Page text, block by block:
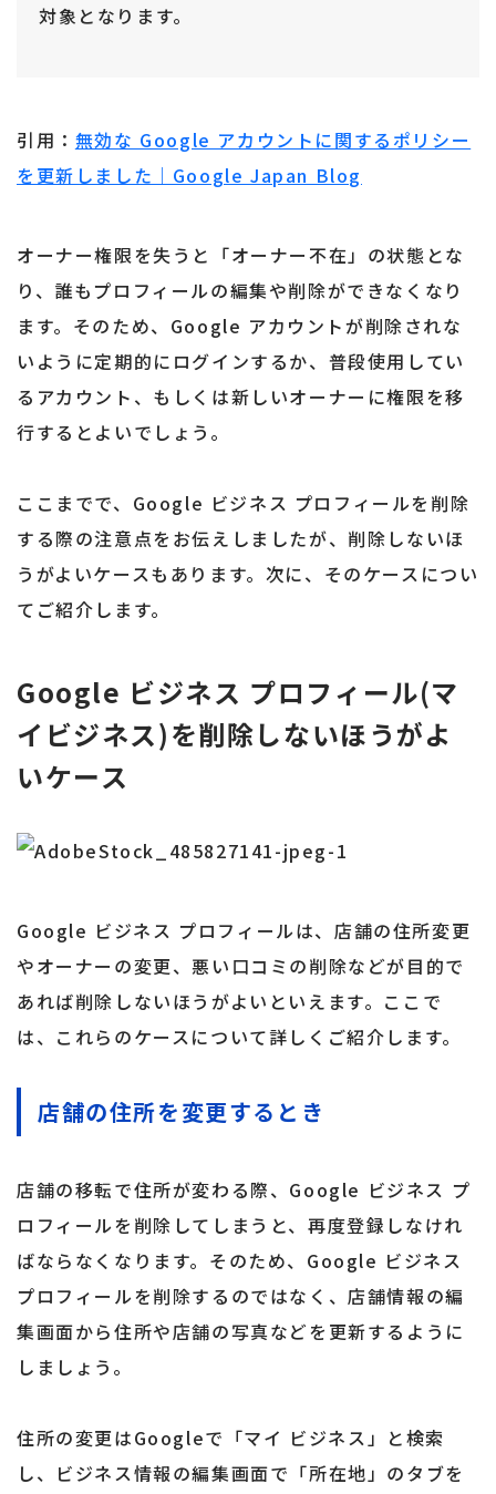
対象となります。
引用： 無効な Google アカウントに関するポリシー
を更新しました｜Google Japan Blog
オーナー権限を失うと「オーナー不在」の状態とな
り、誰もプロフィールの編集や削除ができなくなり
ます。そのため、Google アカウントが削除されな
いように定期的にログインするか、普段使用してい
るアカウント、もしくは新しいオーナーに権限を移
行するとよいでしょう。
ここまでで、Google ビジネス プロフィールを削除
する際の注意点をお伝えしましたが、削除しないほ
うがよいケースもあります。次に、そのケースについ
てご紹介します。
Google ビジネス プロフィール(マ
イビジネス)を削除しないほうがよ
いケース
Google ビジネス プロフィールは、店舗の住所変更
やオーナーの変更、悪い口コミの削除などが目的で
あれば削除しないほうがよいといえます。ここで
は、これらのケースについて詳しくご紹介します。
店舗の住所を変更するとき
店舗の移転で住所が変わる際、Google ビジネス プ
ロフィールを削除してしまうと、再度登録しなけれ
ばならなくなります。そのため、Google ビジネス
プロフィールを削除するのではなく、店舗情報の編
集画面から住所や店舗の写真などを更新するように
しましょう。
住所の変更はGoogleで「マイ ビジネス」と検索
し、ビジネス情報の編集画面で「所在地」のタブを